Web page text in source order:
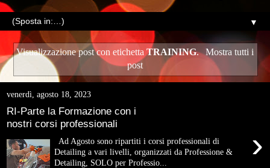
▼
Visualizzazione post con etichettaTRAINING. Mostra tutti i
post
venerdì, agosto 18, 2023
RI-Parte la Formazione con i
nostri corsi professionali
›
Ad Agosto sono ripartiti i corsi professionali di
Detailing a vari livelli, organizzati da Professione &
Detailing, SOLO per Professio...